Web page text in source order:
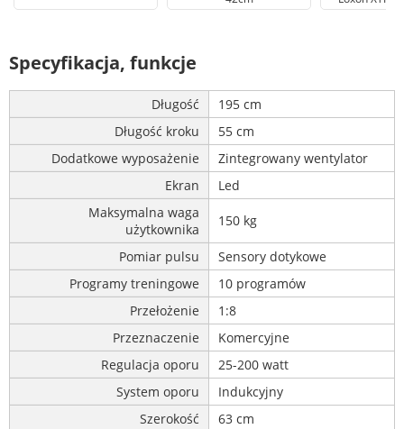
Specyfikacja, funkcje
Długość
195 cm
Długość kroku
55 cm
Dodatkowe wyposażenie
Zintegrowany wentylator
Ekran
Led
Maksymalna waga
użytkownika
150 kg
Pomiar pulsu
Sensory dotykowe
Programy treningowe
10 programów
Przełożenie
1:8
Przeznaczenie
Komercyjne
Regulacja oporu
25-200 watt
System oporu
Indukcyjny
Szerokość
63 cm